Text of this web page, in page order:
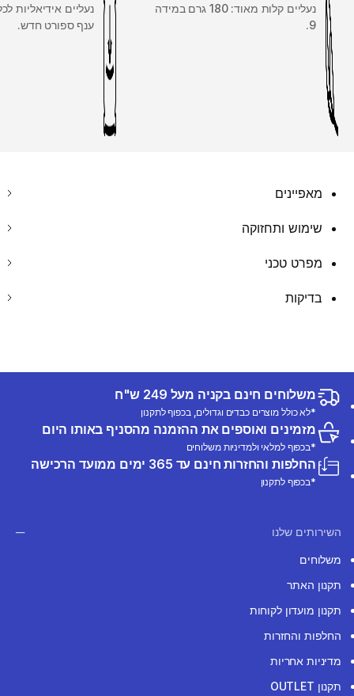
נעליים קלות מאוד: 180 גרם במידה
9.
נעליים אידיאליות
ענף ספורט חדש.
מאפיינים
שימוש ותחזוקה
מפרט טכני
בדיקות
משלוחים חינם בקניה מעל 249 ש"ח
*לא כולל מוצרים כבדים וגדולים, בכפוף לתקנון
מזמינים ואוספים את ההזמנה מהסניף באותו היום
*בכפוף למלאי ולמדיניות משלוחים
החלפות והחזרות חינם עד 365 ימים ממועד הרכישה
*בכפוף לתקנון
השירותים שלנו
משלוחים
תקנון האתר
תקנון מועדון לקוחות
החלפות והחזרות
מדיניות אחריות
תקנון OUTLET